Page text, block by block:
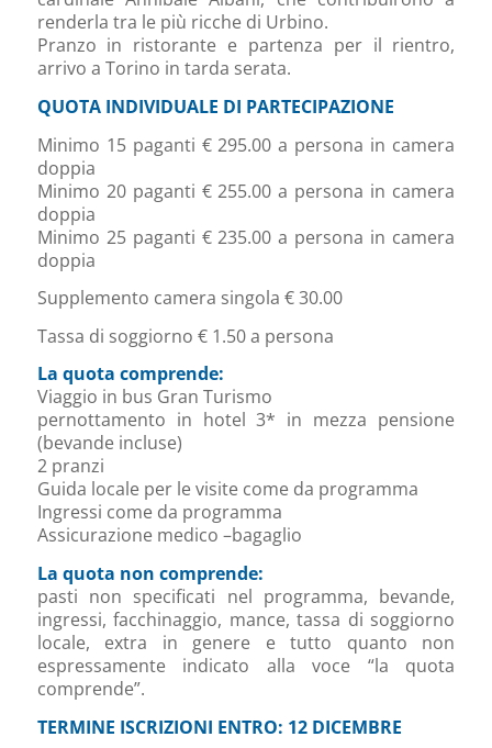
renderla tra le più ricche di Urbino.
Pranzo in ristorante e partenza per il rientro,
arrivo a Torino in tarda serata.
QUOTA INDIVIDUALE DI PARTECIPAZIONE
Minimo 15 paganti € 295.00 a persona in camera
doppia
Minimo 20 paganti € 255.00 a persona in camera
doppia
Minimo 25 paganti € 235.00 a persona in camera
doppia
Supplemento camera singola € 30.00
Tassa di soggiorno € 1.50 a persona
La quota comprende:
Viaggio in bus Gran Turismo
pernottamento in hotel 3* in mezza pensione
(bevande incluse)
2 pranzi
Guida locale per le visite come da programma
Ingressi come da programma
Assicurazione medico –bagaglio
La quota non comprende:
pasti non specificati nel programma, bevande,
ingressi, facchinaggio, mance, tassa di soggiorno
locale, extra in genere e tutto quanto non
espressamente indicato alla voce “la quota
comprende”.
TERMINE ISCRIZIONI ENTRO: 12 DICEMBRE